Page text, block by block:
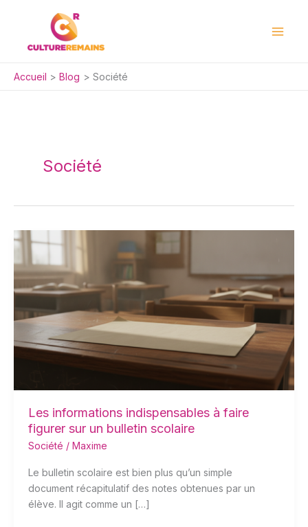
Accueil Blog Société
Société
Les informations indispensables à faire
figurer sur un bulletin scolaire
Société / Maxime
Le bulletin scolaire est bien plus qu’un simple
document récapitulatif des notes obtenues par un
élève. Il agit comme un […]
Les
informations
indispensables
figurer
sur
un